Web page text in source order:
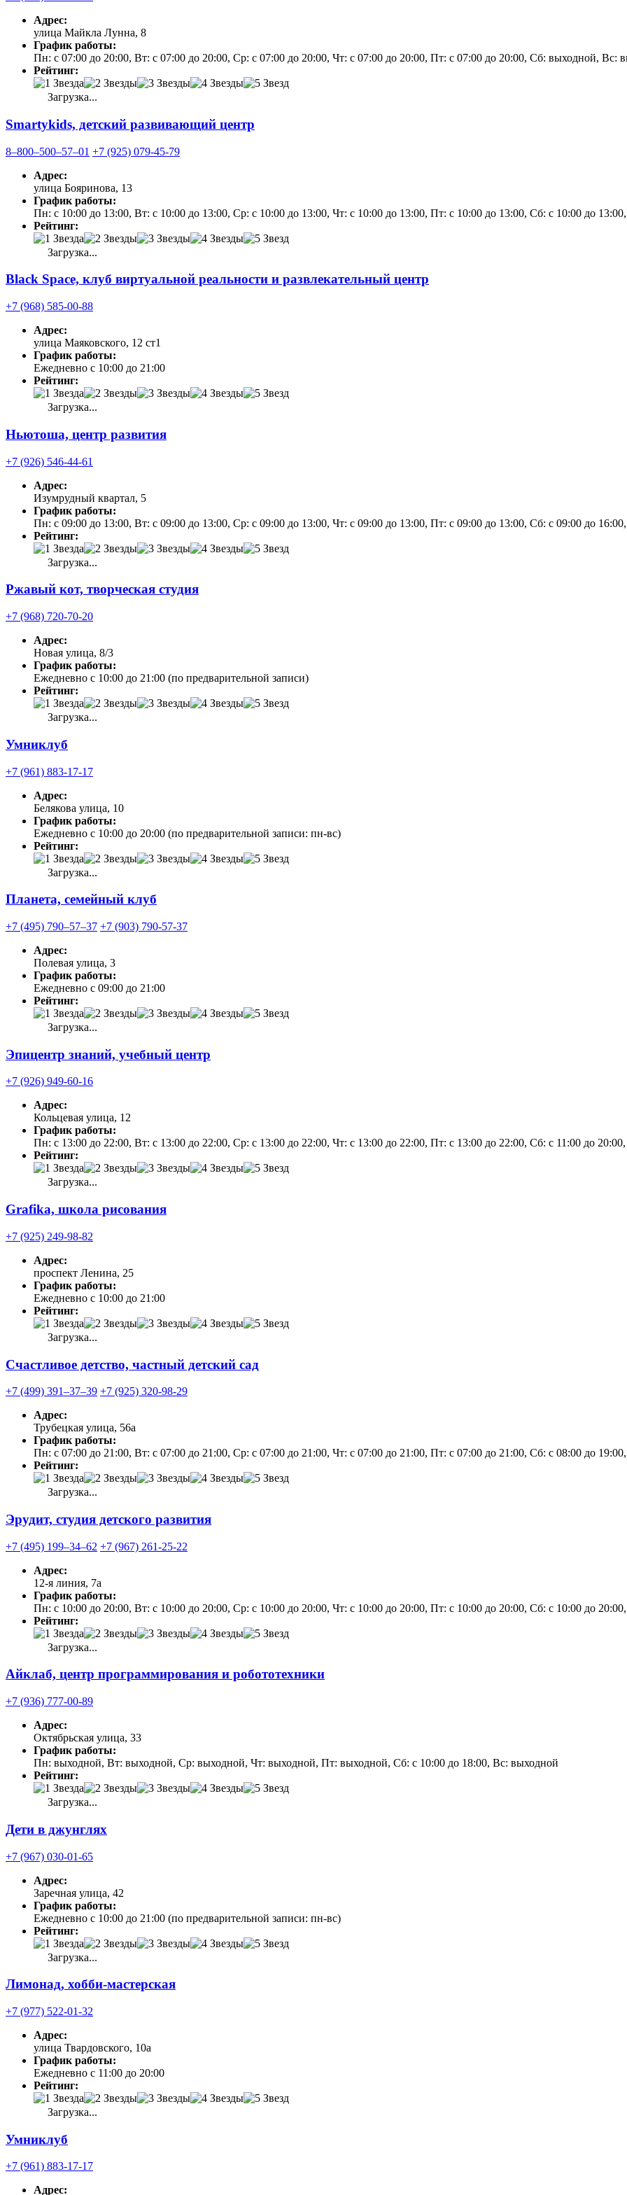
Адрес:
улица Майкла Лунна, 8
График работы:
Пн: с 07:00 до 20:00, Вт: с 07:00 до 20:00, Ср: с 07:00 до 20:00, Чт: с 07:00 до 20:00, Пт: с 07:00 до 20:00, Сб: выходной, Вс:
Рейтинг:
Загрузка...
Smartykids, детский развивающий центр
8‒800‒500‒57‒01 +7 (925) 079-45-79
Адрес:
улица Бояринова, 13
График работы:
Пн: с 10:00 до 13:00, Вт: с 10:00 до 13:00, Ср: с 10:00 до 13:00, Чт: с 10:00 до 13:00, Пт: с 10:00 до 13:00, Сб: с 10:00 до
Рейтинг:
Загрузка...
Black Space, клуб виртуальной реальности и развлекательный центр
+7 (968) 585-00-88
Адрес:
улица Маяковского, 12 ст1
График работы:
Ежедневно с 10:00 до 21:00
Рейтинг:
Загрузка...
Ньютоша, центр развития
+7 (926) 546-44-61
Адрес:
Изумрудный квартал, 5
График работы:
Пн: с 09:00 до 13:00, Вт: с 09:00 до 13:00, Ср: с 09:00 до 13:00, Чт: с 09:00 до 13:00, Пт: с 09:00 до 13:00, Сб: с 09:00 до
Рейтинг:
Загрузка...
Ржавый кот, творческая студия
+7 (968) 720-70-20
Адрес:
Новая улица, 8/3
График работы:
Ежедневно с 10:00 до 21:00 (по предварительной записи)
Рейтинг:
Загрузка...
Умниклуб
+7 (961) 883-17-17
Адрес:
Белякова улица, 10
График работы:
Ежедневно с 10:00 до 20:00 (по предварительной записи: пн-вс)
Рейтинг:
Загрузка...
Планета, семейный клуб
+7 (495) 790‒57‒37 +7 (903) 790-57-37
Адрес:
Полевая улица, 3
График работы:
Ежедневно с 09:00 до 21:00
Рейтинг:
Загрузка...
Эпицентр знаний, учебный центр
+7 (926) 949-60-16
Адрес:
Кольцевая улица, 12
График работы:
Пн: с 13:00 до 22:00, Вт: с 13:00 до 22:00, Ср: с 13:00 до 22:00, Чт: с 13:00 до 22:00, Пт: с 13:00 до 22:00, Сб: с 11:00 до
Рейтинг:
Загрузка...
Grafika, школа рисования
+7 (925) 249-98-82
Адрес:
проспект Ленина, 25
График работы:
Ежедневно с 10:00 до 21:00
Рейтинг:
Загрузка...
Счастливое детство, частный детский сад
+7 (499) 391‒37‒39 +7 (925) 320-98-29
Адрес:
Трубецкая улица, 56а
График работы:
Пн: с 07:00 до 21:00, Вт: с 07:00 до 21:00, Ср: с 07:00 до 21:00, Чт: с 07:00 до 21:00, Пт: с 07:00 до 21:00, Сб: с 08:00 до
Рейтинг:
Загрузка...
Эрудит, студия детского развития
+7 (495) 199‒34‒62 +7 (967) 261-25-22
Адрес:
12-я линия, 7а
График работы:
Пн: с 10:00 до 20:00, Вт: с 10:00 до 20:00, Ср: с 10:00 до 20:00, Чт: с 10:00 до 20:00, Пт: с 10:00 до 20:00, Сб: с 10:00 до
Рейтинг:
Загрузка...
Айклаб, центр программирования и робототехники
+7 (936) 777-00-89
Адрес:
Октябрьская улица, 33
График работы:
Пн: выходной, Вт: выходной, Ср: выходной, Чт: выходной, Пт: выходной, Сб: с 10:00 до 18:00, Вс: выходной
Рейтинг:
Загрузка...
Дети в джунглях
+7 (967) 030-01-65
Адрес:
Заречная улица, 42
График работы:
Ежедневно с 10:00 до 21:00 (по предварительной записи: пн-вс)
Рейтинг:
Загрузка...
Лимонад, хобби-мастерская
+7 (977) 522-01-32
Адрес:
улица Твардовского, 10а
График работы:
Ежедневно с 11:00 до 20:00
Рейтинг:
Загрузка...
Умниклуб
+7 (961) 883-17-17
Адрес: